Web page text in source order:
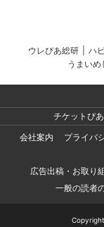
ウレぴあ総研 ハ
うまいめ
チケットぴあ
会社案内
プライバ
広告出稿・お取り
一般の読者